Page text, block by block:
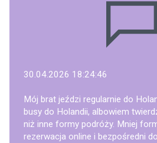
30.04.2026 18:24:46
Mój brat jeździ regularnie do
busy do Holandii, albowiem
niż inne formy podróży. Mniej
rezerwacja online i bezpośredni